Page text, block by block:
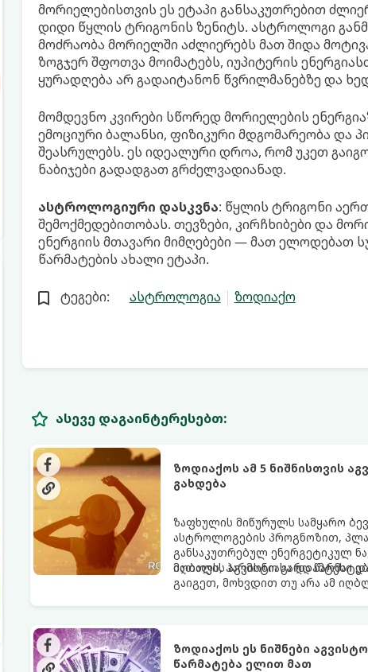
მორიელებისთვის ეს ეტაპი განსაკუთრებით
დიდი წყლის ტრიგონის ზენიტს. ასტროლოგი
მოძრაობა მორიელში აძლიერებს მათ შიდა
ზოგჯერ შფოთვა მოიმატებს, იუპიტერის
ყურადღება არ გადაიტანონ წვრილმანებზე და
მომდევნო კვირები სწორედ მორიელების
ემოციური ბალანსი, ფიზიკური მდგომარეობა და
შეასრულებს. ეს იდეალური დროა, რომ უკეთ
ნაბიჯები გადადგათ გრძელვადიანად.
ასტროლოგიური დასკვნა: წყლის ტრიგონი
შემოქმედებითობას. თევზები, კირჩხიბები და
ენერგიის მთავარი მიმღებები — მათ ელოდებათ
წარმატების ახალი ეტაპი.
ტეგები: ასტროლოგია ზოდიაქო
ასევე დაგაინტერესებთ:
ზოდიაქოს ამ 5 ნიშნისთვის
გახდება
ზაფხულის მიწურულს სამყარო
ასტროლოგების პროგნოზით,
განსაკუთრებულ ენერგეტიკულ
იღბალს, ჰარმონიასა და
მათთვის აგვისტო გარდამტეხი
გაიგეთ, მოხვდით თუ არა ამ
ზოდიაქოს ეს ნიშნები
წარმატება ელით მათ